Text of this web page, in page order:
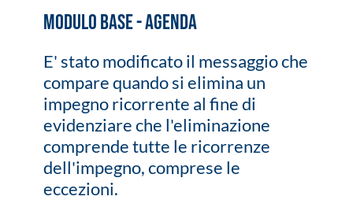
Modulo Base - Agenda
E' stato modificato il messaggio che
compare quando si elimina un
impegno ricorrente al fine di
evidenziare che l'eliminazione
comprende tutte le ricorrenze
dell'impegno, comprese le
eccezioni.